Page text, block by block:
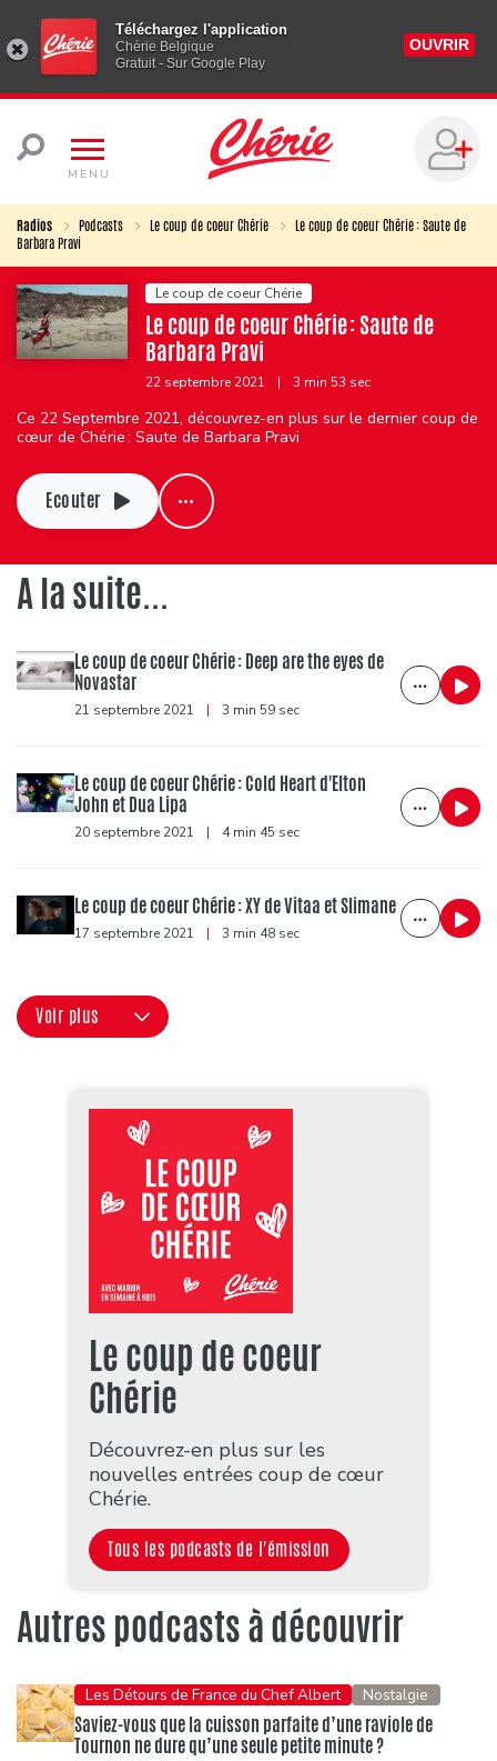
Téléchargez l'application
Chérie Belgique
Gratuit - Sur Google Play
OUVRIR
MENU
Radios Podcasts Le coup de coeur Chérie
Le coup de coeur Chérie : Saute de
Barbara Pravi
Le coup de coeur Chérie
Le coup de coeur Chérie : Saute de
Barbara Pravi
22 septembre 2021 | 3 min 53 sec
Ce 22 Septembre 2021, découvrez-en plus sur le dernier coup de
cœur de Chérie : Saute de Barbara Pravi
Ecouter
A la suite...
Le coup de coeur Chérie : Deep are the eyes de
Novastar
21 septembre 2021 | 3 min 59 sec
Le coup de coeur Chérie : Cold Heart d'Elton
John et Dua Lipa
20 septembre 2021 | 4 min 45 sec
Le coup de coeur Chérie : XY de Vitaa et Slimane
17 septembre 2021 | 3 min 48 sec
Voir plus
Le coup de coeur
Chérie
Découvrez-en plus sur les
nouvelles entrées coup de cœur
Chérie.
Tous les podcasts de l'émission
Autres podcasts à découvrir
Les Détours de France du Chef Albert Nostalgie
Saviez-vous que la cuisson parfaite d’une raviole de
Tournon ne dure qu’une seule petite minute ?